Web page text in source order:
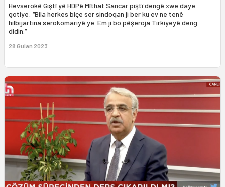
Hevserokê Giştî yê HDPê Mîthat Sancar piştî dengê xwe daye
gotiye: “Bila herkes biçe ser sindoqan ji ber ku ev ne tenê
hilbijartina serokomariyê ye. Em ji bo pêşeroja Tirkiyeyê deng
didin.”
28 Gulan 2023